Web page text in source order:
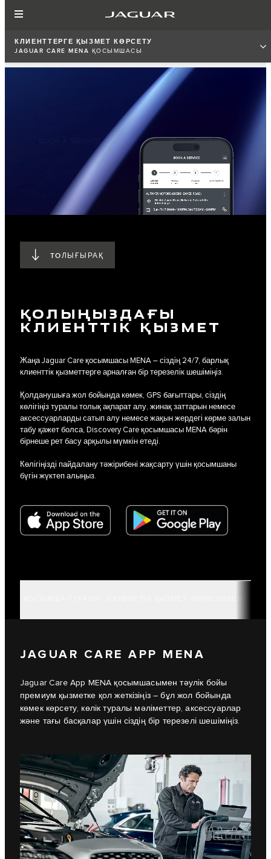
КЛИЕНТТЕРГЕ ҚЫЗМЕТ КӨРСЕТУ
JAGUAR CARE MENA ҚОСЫМШАСЫ
TOЛЫҒЫРАҚ
ҚОЛЫҢЫЗДАҒЫ
КЛИЕНТТІК ҚЫЗМЕТ
Жаңа Jaguar Care қосымшасы MENA – сіздің 24/7, барлық
клиенттік қызметтерге арналған бір терезелік шешіміңіз.
Қолданушыға жол бойында көмек, GPS бағыттары, сіздің
көлігіңіз туралы толық ақпарат алу, жинақ заттарын немесе
аксессуарларды сатып алу немесе жақын жердегі көрме залын
табу қажет болса, Discovery Care қосымшасы MENA бәрін
бірнеше рет басу арқылы мүмкін етеді.
Көлігіңізді пайдалану тәжірибені жақсарту үшін қосымшаны
бүгін жүктеп алыңыз.
JAGUAR CARE APP MENA
Jaguar Care App MENA қосымшасымен тәулік бойы
премиум қызметке қол жеткізіңіз – бұл жол бойында
көмек көрсету, көлік туралы мәліметтер, аксессуарлар
және тағы басқалар үшін сіздің бір терезелі шешіміңіз.